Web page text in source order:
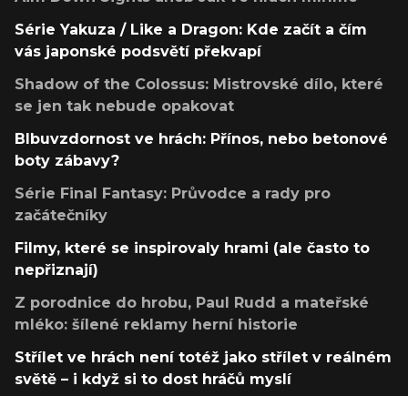
Série Yakuza / Like a Dragon: Kde začít a čím
vás japonské podsvětí překvapí
Shadow of the Colossus: Mistrovské dílo, které
se jen tak nebude opakovat
Blbuvzdornost ve hrách: Přínos, nebo betonové
boty zábavy?
Série Final Fantasy: Průvodce a rady pro
začátečníky
Filmy, které se inspirovaly hrami (ale často to
nepřiznají)
Z porodnice do hrobu, Paul Rudd a mateřské
mléko: šílené reklamy herní historie
Střílet ve hrách není totéž jako střílet v reálném
světě – i když si to dost hráčů myslí